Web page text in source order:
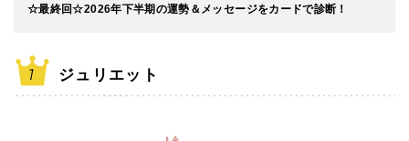
☆最終回☆2026年下半期の運勢＆メッセージをカードで診断！
ジュリエット